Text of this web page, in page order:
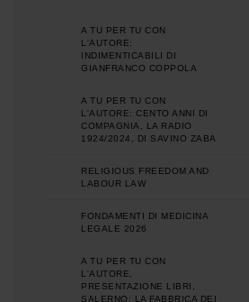
A TU PER TU CON
L'AUTORE:
INDIMENTICABILI DI
GIANFRANCO COPPOLA
A TU PER TU CON
L'AUTORE: CENTO ANNI DI
COMPAGNIA, LA RADIO
1924/2024, DI SAVINO ZABA
RELIGIOUS FREEDOM AND
LABOUR LAW
FONDAMENTI DI MEDICINA
LEGALE 2026
A TU PER TU CON
L'AUTORE,
PRESENTAZIONE LIBRI,
SALERNO: LA FABBRICA DEI